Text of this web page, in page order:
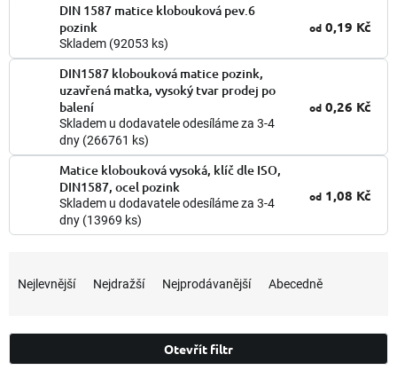
DIN 1587 matice klobouková pev.6
pozink
Skladem (92053 ks)
od 0,19 Kč
DIN1587 klobouková matice pozink,
uzavřená matka, vysoký tvar prodej po
balení
Skladem u dodavatele odesíláme za 3-4
dny (266761 ks)
od 0,26 Kč
Matice klobouková vysoká, klíč dle ISO,
DIN1587, ocel pozink
Skladem u dodavatele odesíláme za 3-4
dny (13969 ks)
od 1,08 Kč
n
í
Nejlevnější Nejdražší Nejprodávanější Abecedně
Otevřít filtr